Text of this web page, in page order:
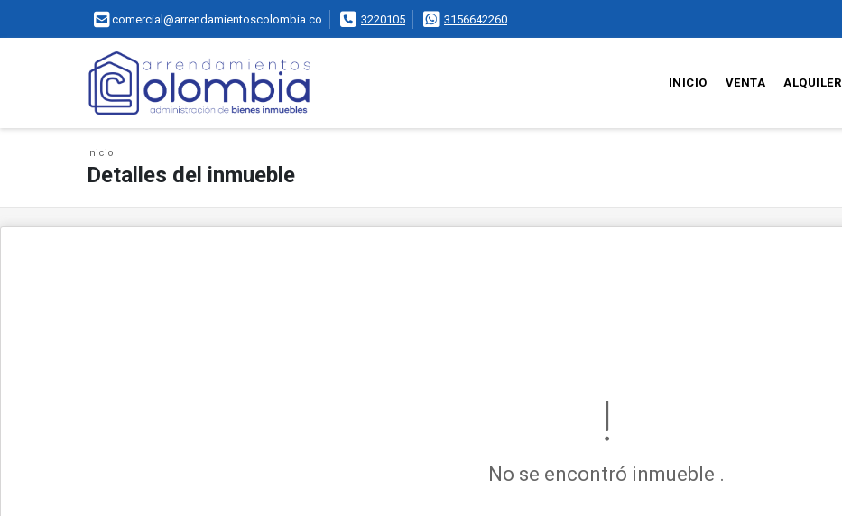
comercial@arrendamientoscolombia.co 3220105 3156642260
INICIO VENTA ALQUILER
Inicio
Detalles del inmueble
No se encontró inmueble .